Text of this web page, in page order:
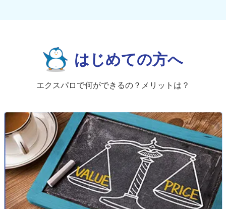
はじめての方へ
エクスパロで何ができるの？メリットは？